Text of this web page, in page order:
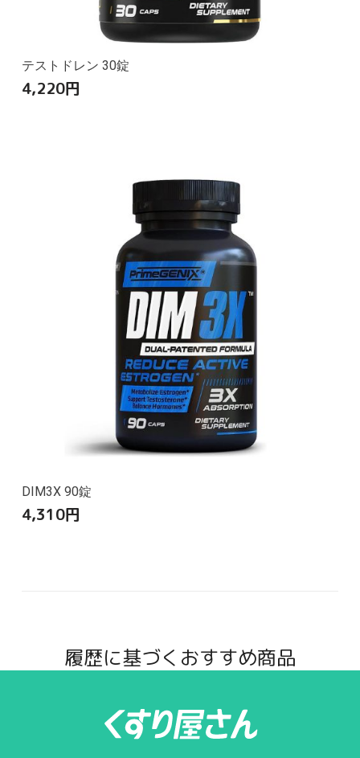
テストドレン 30錠
4,220円
DIM3X 90錠
4,310円
履歴に基づくおすすめ商品